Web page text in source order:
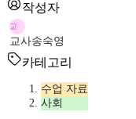
작성자
교
교사송숙영
카테고리
수업 자료
사회